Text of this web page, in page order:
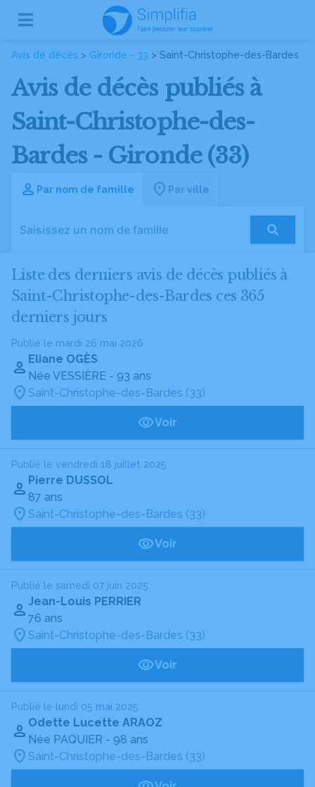
Avis de décès > Gironde - 33 > Saint-Christophe-des-Bardes
Avis de décès publiés à
Saint-Christophe-des-
Bardes - Gironde (33)
Par nom de famille Par ville
Liste des derniers avis de décès publiés à
Saint-Christophe-des-Bardes ces 365
derniers jours
Publié le mardi 26 mai 2026
Eliane OGÈS
Née VESSIÈRE - 93 ans
Saint-Christophe-des-Bardes (33)
Voir
Publié le vendredi 18 juillet 2025
Pierre DUSSOL
87 ans
Saint-Christophe-des-Bardes (33)
Voir
Publié le samedi 07 juin 2025
Jean-Louis PERRIER
76 ans
Saint-Christophe-des-Bardes (33)
Voir
Publié le lundi 05 mai 2025
Odette Lucette ARAOZ
Née PAQUIER - 98 ans
Saint-Christophe-des-Bardes (33)